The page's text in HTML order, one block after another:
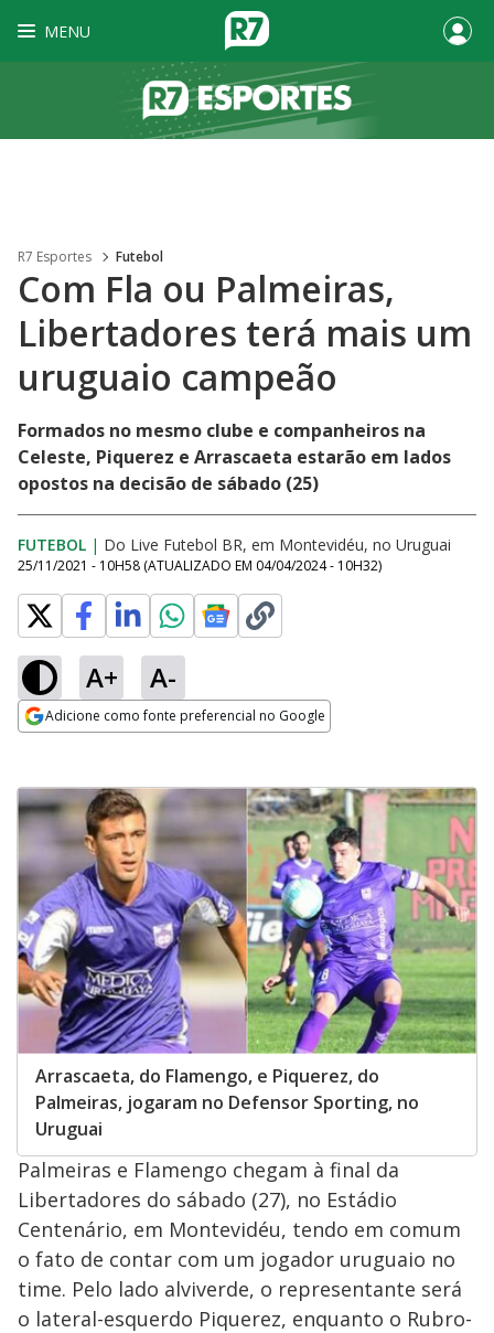
MENU
R7 Esportes Futebol
Com Fla ou Palmeiras,
Libertadores terá mais um
uruguaio campeão
Formados no mesmo clube e companheiros na
Celeste, Piquerez e Arrascaeta estarão em lados
opostos na decisão de sábado (25)
FUTEBOL | Do Live Futebol BR, em Montevidéu, no Uruguai
25/11/2021 - 10H58 (ATUALIZADO EM 04/04/2024 - 10H32)
A+ A-
Adicione como fonte preferencial no Google
Arrascaeta, do Flamengo, e Piquerez, do
Palmeiras, jogaram no Defensor Sporting, no
Uruguai
Palmeiras e Flamengo chegam à final da
Libertadores do sábado (27), no Estádio
Centenário, em Montevidéu, tendo em comum
o fato de contar com um jogador uruguaio no
time. Pelo lado alviverde, o representante será
o lateral-esquerdo Piquerez, enquanto o Rubro-